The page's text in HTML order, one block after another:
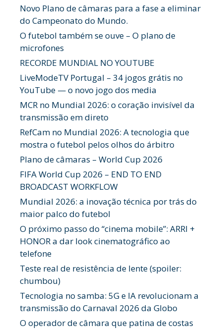
Novo Plano de câmaras para a fase a eliminar
do Campeonato do Mundo.
O futebol também se ouve – O plano de
microfones
RECORDE MUNDIAL NO YOUTUBE
LiveModeTV Portugal – 34 jogos grátis no
YouTube — o novo jogo dos media
MCR no Mundial 2026: o coração invisível da
transmissão em direto
RefCam no Mundial 2026: A tecnologia que
mostra o futebol pelos olhos do árbitro
Plano de câmaras – World Cup 2026
FIFA World Cup 2026 – END TO END
BROADCAST WORKFLOW
Mundial 2026: a inovação técnica por trás do
maior palco do futebol
O próximo passo do “cinema mobile”: ARRI +
HONOR a dar look cinematográfico ao
telefone
Teste real de resistência de lente (spoiler:
chumbou)
Tecnologia no samba: 5G e IA revolucionam a
transmissão do Carnaval 2026 da Globo
O operador de câmara que patina de costas